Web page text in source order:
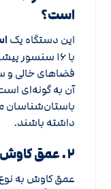
است؟
این دستگاه یک
با ۱۶ سنسور
فضاهای خالی و
آن به گونه‌ای
باستان‌شناسان
داشته باشند.
۲. عمق کاوش واقعی دستگاه چقدر است؟
عمق کاوش به